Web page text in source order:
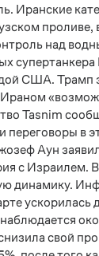
Иранские
проливе,
над
США. Трамп
Tasnim
переговоры в
Аун
с Израилем.
динамику.
ускорилась
свой